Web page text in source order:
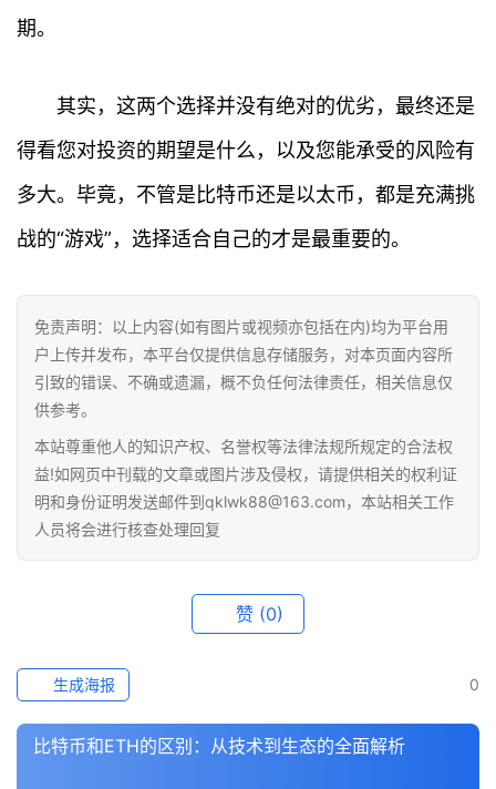
期。
其实，这两个选择并没有绝对的优劣，最终还是
得看您对投资的期望是什么，以及您能承受的风险有
多大。毕竟，不管是比特币还是以太币，都是充满挑
战的“游戏”，选择适合自己的才是最重要的。
免责声明：以上内容(如有图片或视频亦包括在内)均为平台用
户上传并发布，本平台仅提供信息存储服务，对本页面内容所
引致的错误、不确或遗漏，概不负任何法律责任，相关信息仅
供参考。
本站尊重他人的知识产权、名誉权等法律法规所规定的合法权
益!如网页中刊载的文章或图片涉及侵权，请提供相关的权利证
明和身份证明发送邮件到qklwk88@163.com，本站相关工作
人员将会进行核查处理回复
赞 (0)
0
生成海报
比特币和ETH的区别：从技术到生态的全面解析